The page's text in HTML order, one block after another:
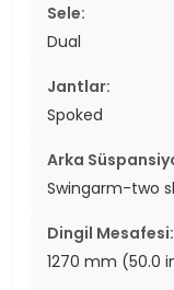
Sele:
Dual
Jantlar:
Spoked
Arka
Swingarm-two
Dingil Mesafesi:
1270 mm (50.0